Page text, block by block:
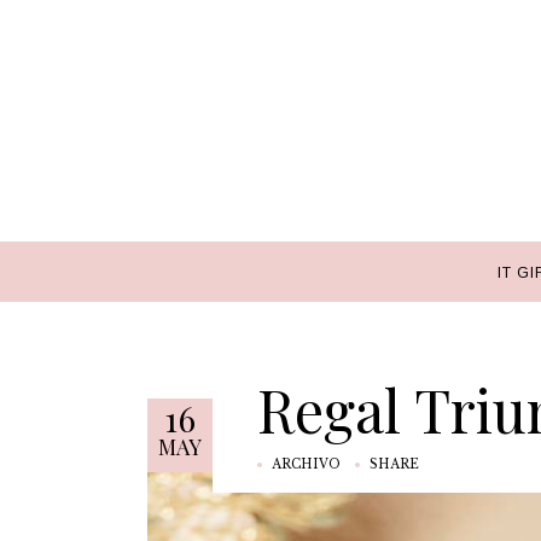
IT
IT
16
MAY Regal
ARCHIVO SHARE